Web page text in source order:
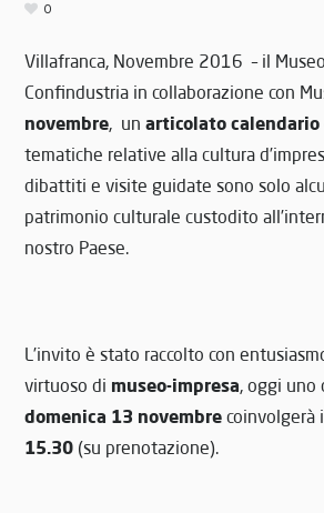
0
Villafranca, Novembre 2016 – il
Confindustria in collaborazione con
novembre, un articolato
tematiche relative alla cultura
dibattiti e visite guidate sono solo
patrimonio culturale custodito
nostro Paese.
L’invito è stato raccolto con
virtuoso di museo-impresa, oggi uno
domenica 13 novembre coinvolgerà
15.30 (su prenotazione).